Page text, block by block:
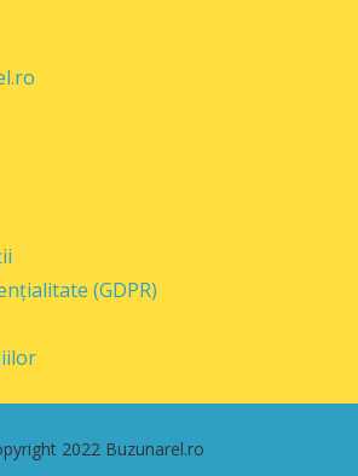
(GDPR)
2022 Buzunarel.ro